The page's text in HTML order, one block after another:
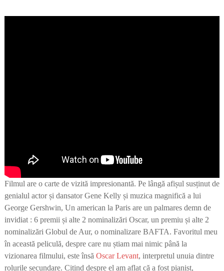
Filmul are o carte de vizită impresionantă. Pe lângă afișul susținut de
genialul actor și dansator Gene Kelly și muzica magnifică a lui
George Gershwin, Un american la Paris are un palmares demn de
invidiat : 6 premii și alte 2 nominalizări Oscar, un premiu și alte 2
nominalizări Globul de Aur, o nominalizare BAFTA. Favoritul meu
în această peliculă, despre care nu știam mai nimic până la
vizionarea filmului, este însă Oscar Levant, interpretul unuia dintre
rolurile secundare. Citind despre el am aflat că a fost pianist,